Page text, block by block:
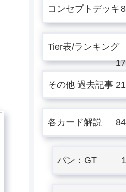
コンセプトデッキ 8
Tier表/ランキング
17
その他 過去記事 21
各カード解説 84
パン：GT 1